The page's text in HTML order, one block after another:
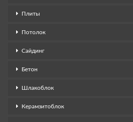
Плиты
Потолок
Сайдинг
Бетон
Шлакоблок
Керамзитоблок